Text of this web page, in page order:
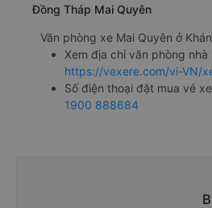
Đồng Tháp Mai Quyên
Văn phòng xe Mai Quyên ở
Xem địa chỉ văn phòng nhà
https://vexere.com/vi-VN/
Số điện thoại đặt mua vé
1900 888684